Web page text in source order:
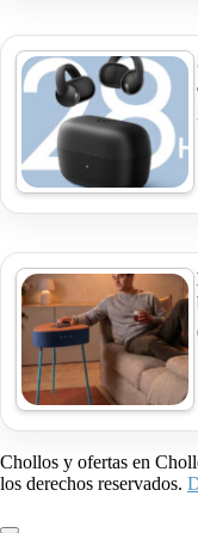
Chollos y ofertas en
los derechos reservados.